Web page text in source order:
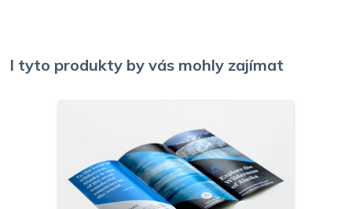
I tyto produkty by vás mohly zajímat